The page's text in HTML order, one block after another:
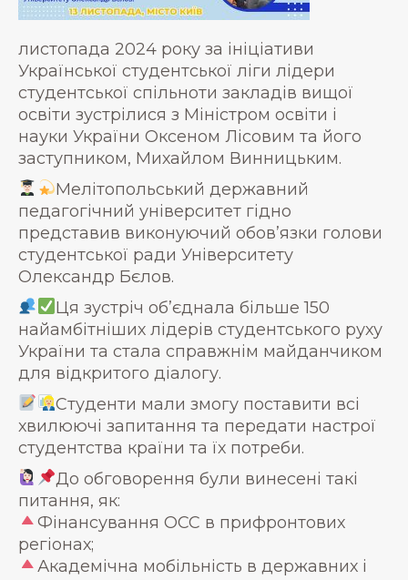
листопада 2024 року за ініціативи
Української студентської ліги лідери
студентської спільноти закладів вищої
освіти зустрілися з Міністром освіти і
науки України Оксеном Лісовим та його
заступником, Михайлом Винницьким.
Мелітопольський державний
педагогічний університет гідно
представив виконуючий обов’язки голови
студентської ради Університету
Олександр Бєлов.
Ця зустріч обʼєднала більше 150
найамбітніших лідерів студентського руху
України та стала справжнім майданчиком
для відкритого діалогу.
Студенти мали змогу поставити всі
хвилюючі запитання та передати настрої
студентства країни та їх потреби.
До обговорення були винесені такі
питання, як:
Фінансування ОСС в прифронтових
регіонах;
Академічна мобільність в державних і